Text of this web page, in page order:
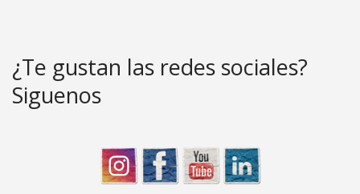
¿Te gustan las redes sociales?
Siguenos